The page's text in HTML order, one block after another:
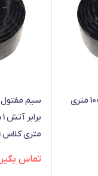
سیم مفتول 1 در 4 سیمیا 100 متری
سیم مفتول
متری کلاس 1
تماس